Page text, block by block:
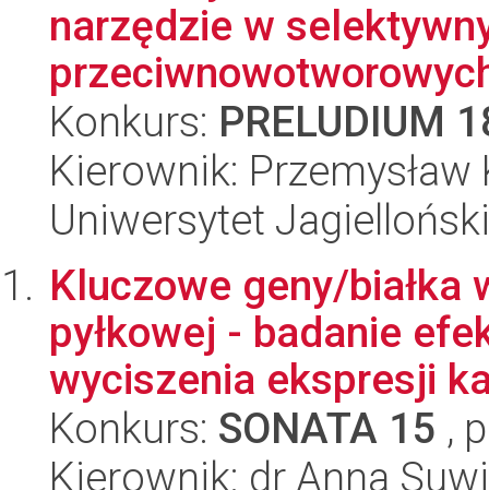
narzędzie w
Konkurs: PRELUDIUM
Kierownik:
Uniwersytet
Kluczowe geny/białka
pyłkowej - badanie
wyciszenia ekspresji
Konkurs: SONATA 15 ,
Kierownik: dr Anna